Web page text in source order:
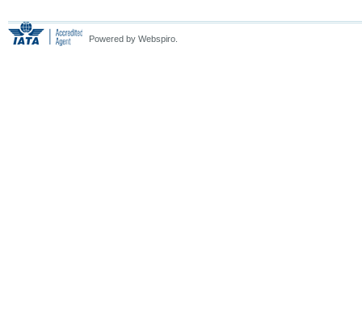
Powered by Webspiro.